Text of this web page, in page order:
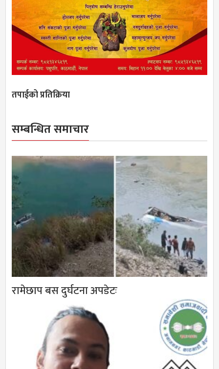
तपाईको प्रतिक्रिया
सम्बन्धित समाचार
रामेछाप बस दुर्घटना अपडेटः